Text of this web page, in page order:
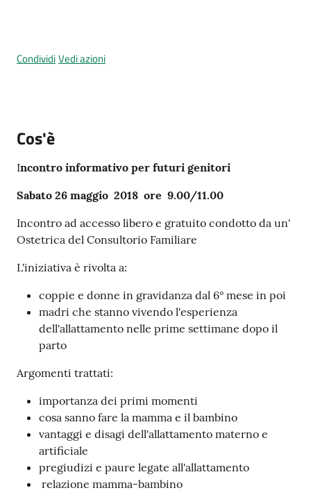
gli
Seguici
su
CondividiVedi azioni
Cos'è
Incontro informativo per futuri genitori
Sabato 26 maggio 2018 ore 9.00/11.00
Incontro ad accesso libero e gratuito condotto da un'
Ostetrica del Consultorio Familiare
L'iniziativa è rivolta a:
coppie e donne in gravidanza dal 6° mese in poi
madri che stanno vivendo l'esperienza
dell'allattamento nelle prime settimane dopo il
parto
Argomenti trattati:
importanza dei primi momenti
cosa sanno fare la mamma e il bambino
vantaggi e disagi dell'allattamento materno e
artificiale
pregiudizi e paure legate all'allattamento
relazione mamma-bambino